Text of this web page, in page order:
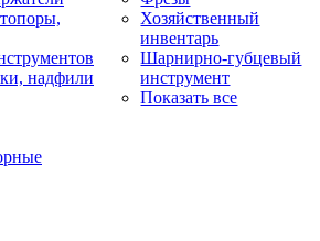
надфили
Хозяйственный
инвентарь
Шарнирно-губцевый
инструмент
Показать все